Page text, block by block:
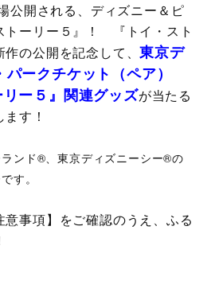
公開される、ディズニー＆ピ
トーリー５』！ 『トイ・スト
の公開を記念して、東京デ
ークチケット（ペア）
リー５』関連グッズが当たる
す！
ンド®、東京ディズニーシー®の
す。
意事項】をご確認のうえ、ふる